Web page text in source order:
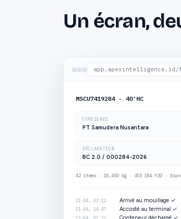
Un écran,
app.apexintelligence.id/
MSCU7419284 · 40'HC
CONSIGNEE
PT Samudera Nusantara
DÉCLARATION
BC 2.0 / 000284-2026
42 items · 18.450 kg · USD 184.920 ·
21-04, 03:12 Arrivé au mouillage ✓
21-04, 14:47 Accosté au terminal ✓
22-04, 02:31